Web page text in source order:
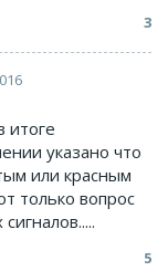
3
итоге
указано что
или красным
только вопрос
5